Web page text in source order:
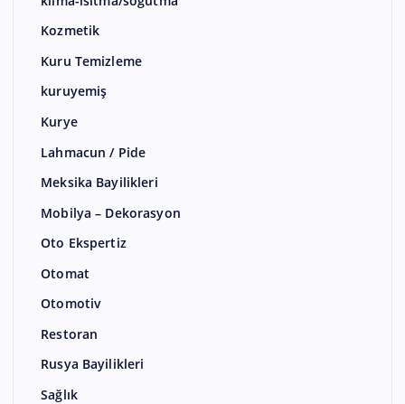
Kozmetik
Kuru Temizleme
kuruyemiş
Kurye
Lahmacun / Pide
Meksika Bayilikleri
Mobilya – Dekorasyon
Oto Ekspertiz
Otomat
Otomotiv
Restoran
Rusya Bayilikleri
Sağlık